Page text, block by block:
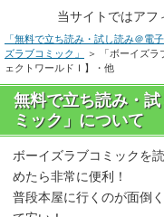
当サイトではアフ
「無料で立ち読み・試し読み＠電
ズラブコミック」
＞ 「ボーイズ
ェクトワールドＩ】・他
無料で立ち読み・
ミック」について
ボーイズラブコミックを
めたら非常に便利！
普段本屋に行くのが面倒